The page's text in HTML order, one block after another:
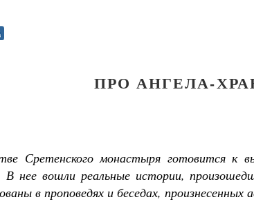
ПРО АНГЕЛА-
Сретенского монастыря готовится к
В нее вошли реальные истории,
в проповедях и беседах, произнесенных